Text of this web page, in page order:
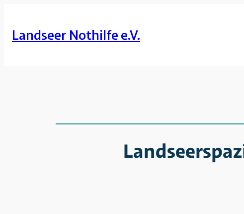
Inhalt
Landseer Nothilfe e.V.